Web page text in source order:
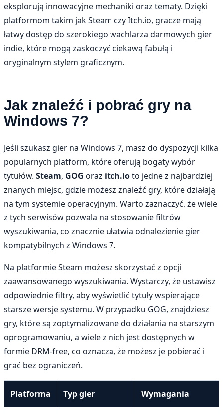
eksplorują innowacyjne mechaniki oraz tematy. Dzięki
platformom takim jak Steam czy Itch.io, gracze mają
łatwy dostęp do szerokiego wachlarza darmowych gier
indie, które mogą zaskoczyć ciekawą fabułą i
oryginalnym stylem graficznym.
Jak znaleźć i pobrać gry na
Windows 7?
Jeśli szukasz gier na Windows 7, masz do dyspozycji kilka
popularnych platform, które oferują bogaty wybór
tytułów. Steam, GOG oraz itch.ioto jedne z najbardziej
znanych miejsc, gdzie możesz znaleźć gry, które działają
na tym systemie operacyjnym. Warto zaznaczyć, że wiele
z tych serwisów pozwala na stosowanie filtrów
wyszukiwania, co znacznie ułatwia odnalezienie gier
kompatybilnych z Windows 7.
Na platformie Steam możesz skorzystać z opcji
zaawansowanego wyszukiwania. Wystarczy, że ustawisz
odpowiednie filtry, aby wyświetlić tytuły wspierające
starsze wersje systemu. W przypadku GOG, znajdziesz
gry, które są zoptymalizowane do działania na starszym
oprogramowaniu, a wiele z nich jest dostępnych w
formie DRM-free, co oznacza, że możesz je pobierać i
grać bez ograniczeń.
Platforma Typ gier Wymagania